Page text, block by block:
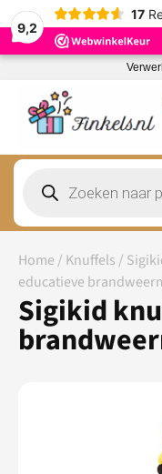
9,2
17
Home / Knuffels /
educatieve
Sigikid